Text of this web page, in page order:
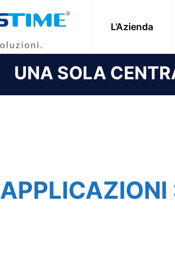
L’Azienda
UNA SOLA
APPLICAZIONI